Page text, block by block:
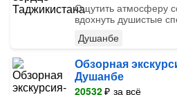
Ощутить атмосферу
вдохнуть душистые
Душанбе
Обзорная
Душанбе
20532₽ за всё